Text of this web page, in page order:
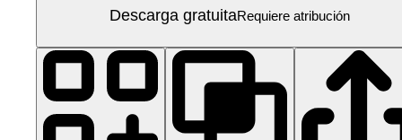
Descarga gratuitaRequiere atribución